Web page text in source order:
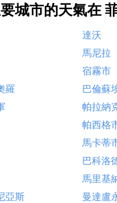
城市的天氣在
達沃
馬尼拉
宿霧市
羅
巴倫蘇
帕拉納
帕西格
馬卡蒂
巴科洛
馬里基
亞斯
曼達盧